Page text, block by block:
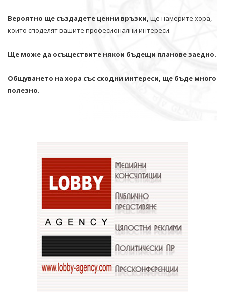
Вероятно ще създадете ценни връзки, ще намерите хора,
които споделят вашите професионални интереси.
Ще може да осъществите някои бъдещи планове заедно.
Общуването на хора със сходни интереси, ще бъде много
полезно.